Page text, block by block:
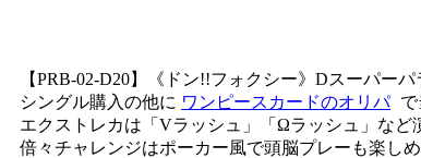
【PRB-02-D20】《ドン!!フォクシー》Dスーパー
シングル購入の他に ワンピースカードのオリパ
エクストレカは「Vラッシュ」「Ωラッシュ」など
倍々チャレンジはポーカー風で頭脳プレーも楽し